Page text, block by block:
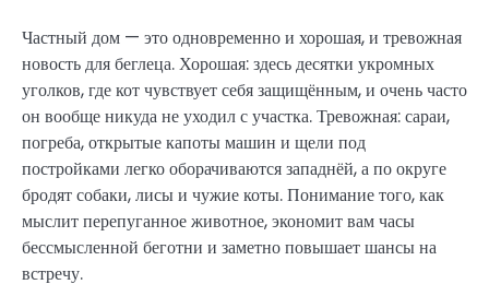
Частный дом — это одновременно и хорошая, и тревожная
новость для беглеца. Хорошая: здесь десятки укромных
уголков, где кот чувствует себя защищённым, и очень часто
он вообще никуда не уходил с участка. Тревожная: сараи,
погреба, открытые капоты машин и щели под
постройками легко оборачиваются западнёй, а по округе
бродят собаки, лисы и чужие коты. Понимание того, как
мыслит перепуганное животное, экономит вам часы
бессмысленной беготни и заметно повышает шансы на
встречу.